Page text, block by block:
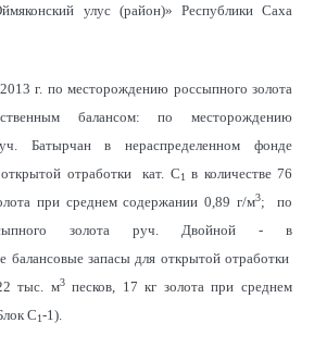
улус (район)» Республики Саха
г. по месторождению россыпного золота
балансом: по месторождению
Батырчан в нераспределенном фонде
отработки кат. С1 в количестве 76
при среднем содержании 0,89 г/м3; по
золота руч. Двойной - в
балансовые запасы для открытой отработки
тыс. м3песков, 17 кг золота при среднем
С1-1).